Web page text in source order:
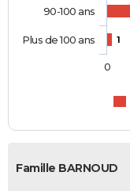
1
90-100 ans
Plus de 100 ans
0
Famille BARNOUD